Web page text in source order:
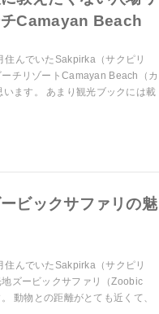
チCamayan Beach
んでいたSakpirka（サクピリ
チリゾートCamayan Beach（カ
ます。 あまり観光ブックには載
ビックサファリの魅
んでいたSakpirka（サクピリ
ズービックサファリ（Zoobic
動物との距離がとても近くて、